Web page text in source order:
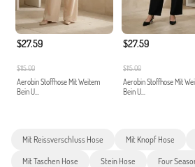
$27.59
$115.00
Aerobin Stoffhose Mit Weitem
Bein U...
$27.59
$115.00
Aerobin Stoffhose Mit
Bein U...
Mit Reissverschluss Hose Mit Knopf Hose
Mit Taschen Hose Stein Hose Four